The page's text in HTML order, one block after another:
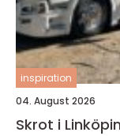
inspiration
04. August 2026
Skrot i